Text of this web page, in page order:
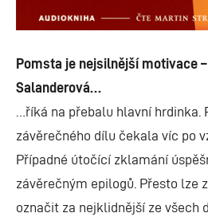
Pomsta je nejsilnější motivace
Salanderová…
…říká na přebalu hlavní hrdinka.
závěrečného dílu čekala víc po
Případné útočící zklamání
závěrečným epilogů. Přesto lze
označit za nejklidnější ze všech